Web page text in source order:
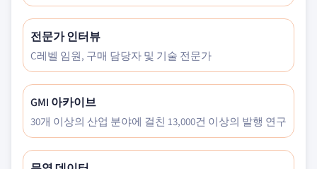
전문가 인터뷰
C레벨 임원, 구매 담당자 및 기술 전문가
GMI 아카이브
30개 이상의 산업 분야에 걸친 13,000건 이상의 발행 연구